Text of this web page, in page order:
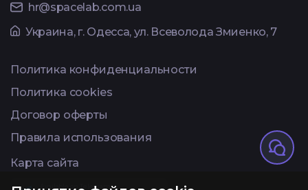
hr@spacelab.com.ua
Украина, г. Одесса, ул. Всеволода Змиенко, 7
Политика конфиденциальности
Политика cookies
Договор оферты
Правила использования
Карта сайта
Available on Telegram